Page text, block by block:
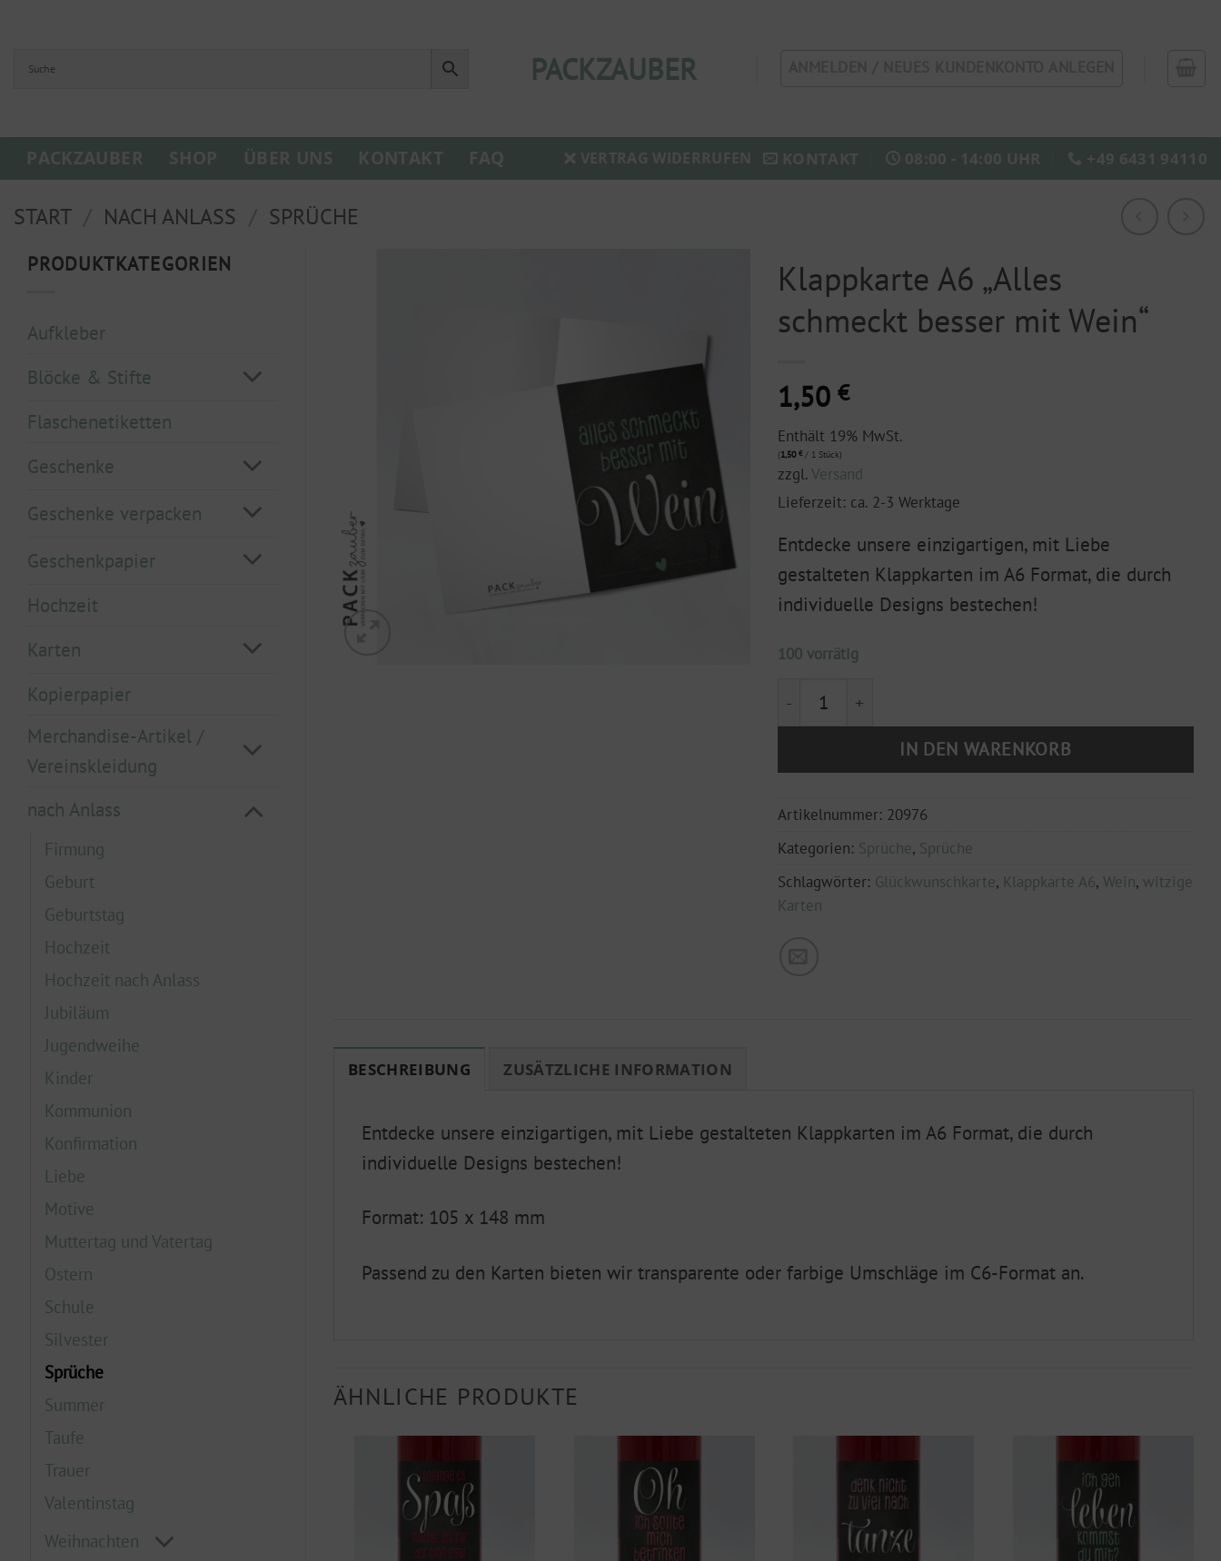
springen
PACKZAUBER
PACKZAUBER SHOP ÜBER UNS KONTAKT FAQ VERTRAG WIDERRUFEN KONTAKT 08:00 - 14:00 UHR +49 6431 94110
START NACH ANLASS SPRÜCHE
PRODUKTKATEGORIEN
Aufkleber
Blöcke & Stifte
Flaschenetiketten
Geschenke
Geschenke verpacken
Geschenkpapier
Hochzeit
Karten
Kopierpapier
Merchandise-Artikel /
Vereinskleidung
nach Anlass
Firmung
Geburt
Geburtstag
Hochzeit
Hochzeit nach Anlass
Jubiläum
Jugendweihe
Kinder
Kommunion
Konfirmation
Liebe
Motive
Muttertag und Vatertag
Ostern
Schule
Silvester
Sprüche
Summer
Taufe
Trauer
Valentinstag
Weihnachten
Klappkarte A6 „Alles
schmeckt besser mit Wein“
1,50 €
Enthält 19% MwSt.
(1,50 €/ 1 Stück)
zzgl.Versand
Lieferzeit: ca. 2-3 Werktage
Entdecke unsere einzigartigen, mit Liebe
gestalteten Klappkarten im A6 Format, die durch
individuelle Designs bestechen!
100 vorrätig
Klappkarte A6 "Alles schmeckt besser mit Wein" Menge
IN DEN WARENKORB
Artikelnummer: 20976
Kategorien: Sprüche, Sprüche
Schlagwörter: Glückwunschkarte, Klappkarte A6, Wein, witzige
Karten
BESCHREIBUNG ZUSÄTZLICHE INFORMATION
Entdecke unsere einzigartigen, mit Liebe gestalteten Klappkarten im A6 Format, die durch
individuelle Designs bestechen!
Format: 105 x 148 mm
Passend zu den Karten bieten wir transparente oder farbige Umschläge im C6-Format an.
ÄHNLICHE PRODUKTE